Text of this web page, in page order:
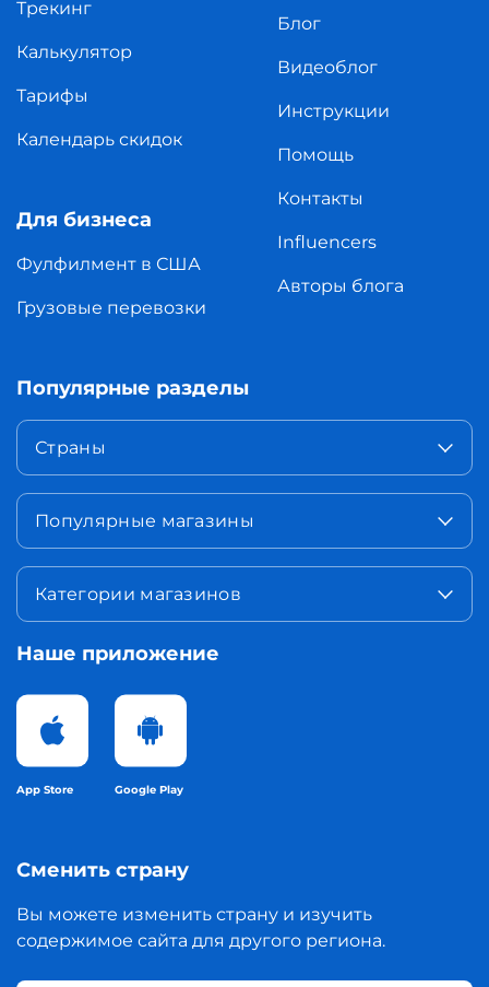
Трекинг
Калькулятор
Тарифы
Календарь скидок
Для бизнеса
Фулфилмент в США
Грузовые перевозки
Блог
Видеоблог
Инструкции
Помощь
Контакты
Influencers
Авторы блога
Популярные разделы
Страны
Популярные магазины
Категории магазинов
Наше приложение
App Store Google Play
Сменить страну
Вы можете изменить страну и изучить
содержимое сайта для другого региона.